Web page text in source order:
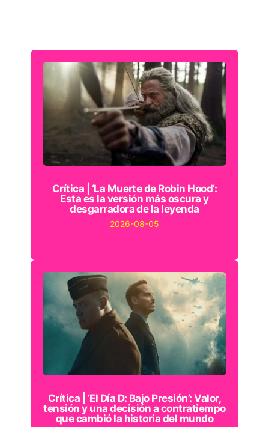
Crítica | ‘La Muerte de Robin Hood’:
Esta es la versión más oscura y
desgarradora de la leyenda
2026-08-05
Crítica | ‘El Día D: Bajo Presión’: Valor,
tensión y una decisión a contratiempo
que cambió la historia del mundo